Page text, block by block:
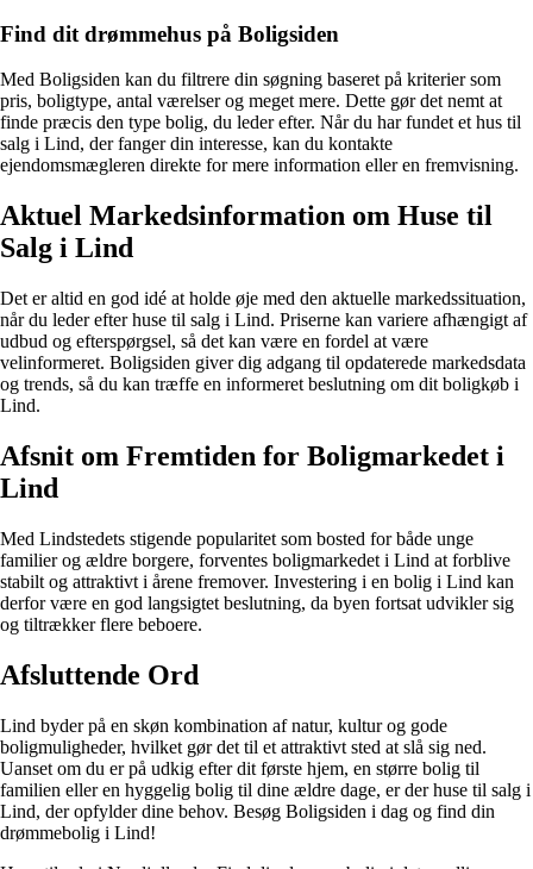
Find dit drømmehus på Boligsiden
Med Boligsiden kan du filtrere din søgning baseret på kriterier som
pris, boligtype, antal værelser og meget mere. Dette gør det nemt at
finde præcis den type bolig, du leder efter. Når du har fundet et hus til
salg i Lind, der fanger din interesse, kan du kontakte
ejendomsmægleren direkte for mere information eller en fremvisning.
Aktuel Markedsinformation om Huse til
Salg i Lind
Det er altid en god idé at holde øje med den aktuelle markedssituation,
når du leder efter huse til salg i Lind. Priserne kan variere afhængigt af
udbud og efterspørgsel, så det kan være en fordel at være
velinformeret. Boligsiden giver dig adgang til opdaterede markedsdata
og trends, så du kan træffe en informeret beslutning om dit boligkøb i
Lind.
Afsnit om Fremtiden for Boligmarkedet i
Lind
Med Lindstedets stigende popularitet som bosted for både unge
familier og ældre borgere, forventes boligmarkedet i Lind at forblive
stabilt og attraktivt i årene fremover. Investering i en bolig i Lind kan
derfor være en god langsigtet beslutning, da byen fortsat udvikler sig
og tiltrækker flere beboere.
Afsluttende Ord
Lind byder på en skøn kombination af natur, kultur og gode
boligmuligheder, hvilket gør det til et attraktivt sted at slå sig ned.
Uanset om du er på udkig efter dit første hjem, en større bolig til
familien eller en hyggelig bolig til dine ældre dage, er der huse til salg i
Lind, der opfylder dine behov. Besøg Boligsiden i dag og find din
drømmebolig i Lind!